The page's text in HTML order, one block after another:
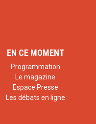
EN CE MOMENT
Programmation
Le magazine
Espace Presse
Les débats en ligne